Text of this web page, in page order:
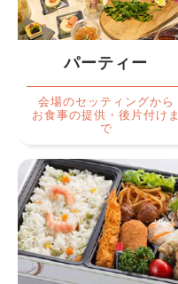
パーティー
会場のセッティングから
お食事の提供・後片付けま
で